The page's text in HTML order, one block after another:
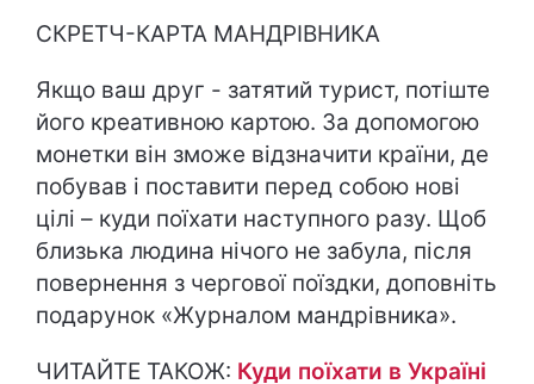
СКРЕТЧ-КАРТА МАНДРІВНИКА
Якщо ваш друг - затятий турист, потіште
його креативною картою. За допомогою
монетки він зможе відзначити країни, де
побував і поставити перед собою нові
цілі – куди поїхати наступного разу. Щоб
близька людина нічого не забула, після
повернення з чергової поїздки, доповніть
подарунок «Журналом мандрівника».
ЧИТАЙТЕ ТАКОЖ: Куди поїхати в Україні